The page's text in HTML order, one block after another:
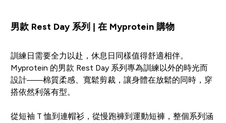
男款 Rest Day 系列 | 在 Myprotein 購物
訓練日需要全力以赴，休息日同樣值得舒適相伴。
Myprotein 的男款 Rest Day 系列專為訓練以外的時光而
設計——棉質柔感、寬鬆剪裁，讓身體在放鬆的同時，穿
搭依然利落有型。
從短袖 T 恤到連帽衫，從慢跑褲到運動短褲，整個系列涵